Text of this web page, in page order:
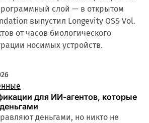
слой — в открытом
выпустил Longevity OSS Vol.
от часов биологического
носимых устройств.
для ИИ-агентов, которые
деньгами, но никто не